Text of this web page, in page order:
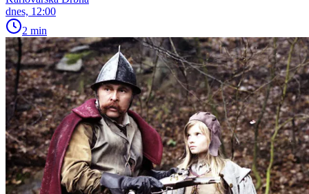
dnes, 12:00
2 min